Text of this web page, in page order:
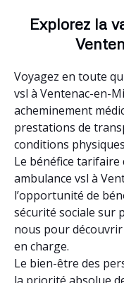
Explorez la
Voyagez en toute
vsl à Ventenac-en-
acheminement
prestations de
conditions
Le bénéfice tarifaire
ambulance vsl à
l’opportunité de
sécurité sociale sur
nous pour
en charge.
Le bien-être des
la priorité absolue